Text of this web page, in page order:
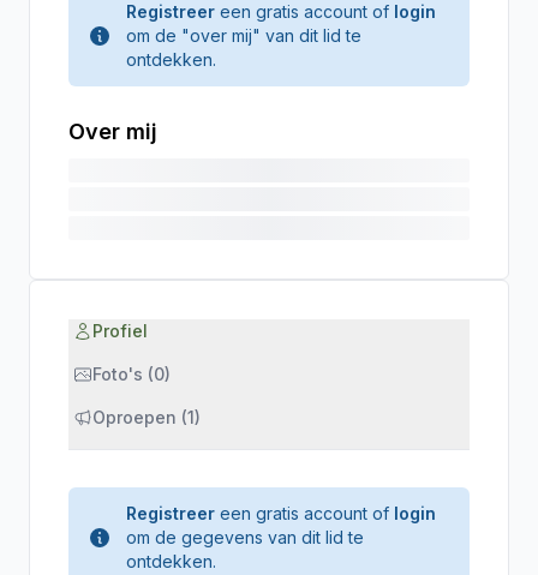
Registreer een gratis account of login
om de "over mij" van dit lid te
ontdekken.
Over mij
Profiel
Foto's (0)
Oproepen (1)
Registreer een gratis account of login
om de gegevens van dit lid te
ontdekken.